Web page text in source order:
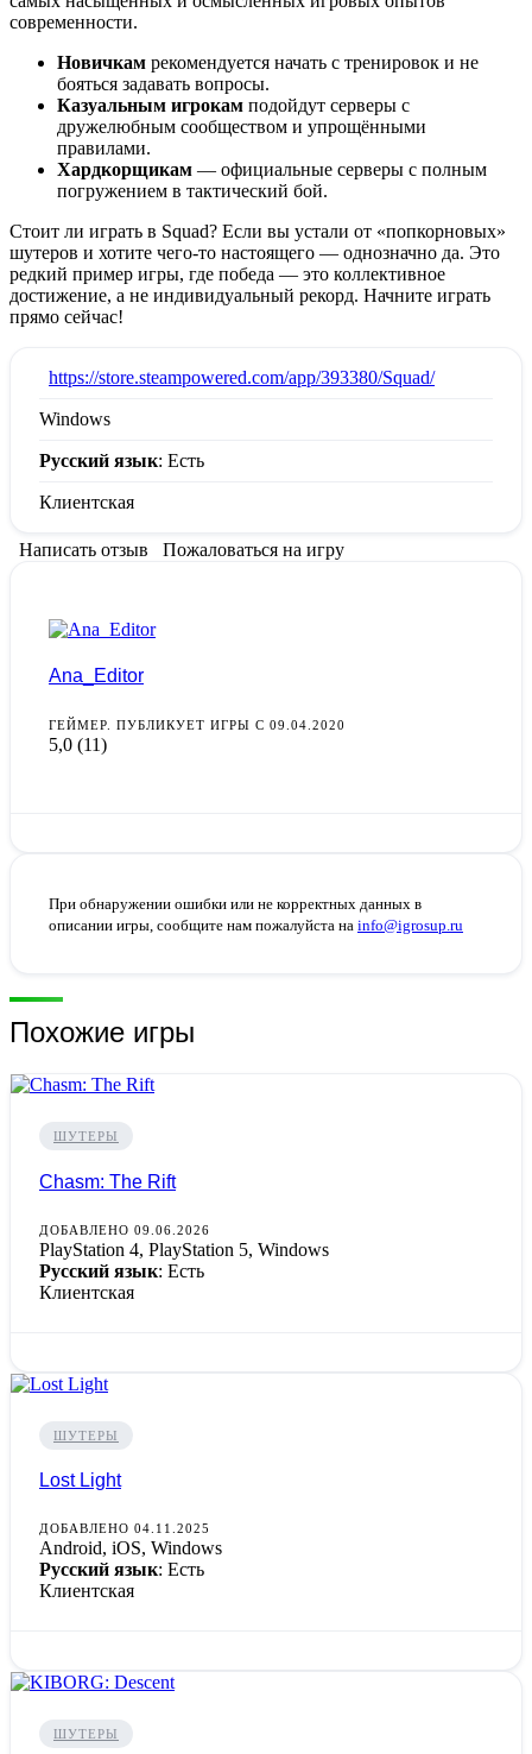
современности.
Новичкам рекомендуется начать с тренировок и не
бояться задавать вопросы.
Казуальным игрокам подойдут серверы с
дружелюбным сообществом и упрощёнными
правилами.
Хардкорщикам — официальные серверы с полным
погружением в тактический бой.
Стоит ли играть в Squad? Если вы устали от «попкорновых»
шутеров и хотите чего-то настоящего — однозначно да. Это
редкий пример игры, где победа — это коллективное
достижение, а не индивидуальный рекорд. Начните играть
прямо сейчас!
https://store.steampowered.com/app/393380/Squad/
Windows
Русский язык: Есть
Клиентская
Написать отзыв Пожаловаться на игру
Ana_Editor
ГЕЙМЕР. ПУБЛИКУЕТ ИГРЫ С 09.04.2020
5,0 (11)
При обнаружении ошибки или не корректных данных в
описании игры, сообщите нам пожалуйста на info@igrosup.ru
Похожие игры
ШУТЕРЫ
Chasm: The Rift
ДОБАВЛЕНО 09.06.2026
PlayStation 4, PlayStation 5, Windows
Русский язык: Есть
Клиентская
ШУТЕРЫ
Lost Light
ДОБАВЛЕНО 04.11.2025
Android, iOS, Windows
Русский язык: Есть
Клиентская
ШУТЕРЫ